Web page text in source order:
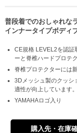
普段着でのおしゃれな
インナータイプボディ
CE規格 LEVEL2を認証
ーと脊椎ハードプロテ
脊椎プロテクターには
3Dメッシュ製のクッシ
適性が向上しています。
YAMAHAロゴ入り
購入先・在庫